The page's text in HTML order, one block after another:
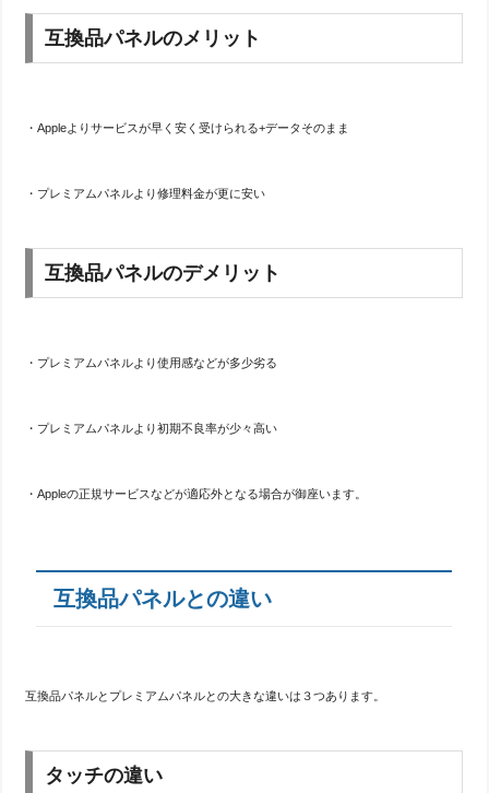
互換品パネルのメリット
・Appleよりサービスが早く安く受けられる+データそのまま
・プレミアムパネルより修理料金が更に安い
互換品パネルのデメリット
・プレミアムパネルより使用感などが多少劣る
・プレミアムパネルより初期不良率が少々高い
・Appleの正規サービスなどが適応外となる場合が御座います。
互換品パネルとの違い
互換品パネルとプレミアムパネルとの大きな違いは３つあります。
タッチの違い